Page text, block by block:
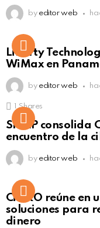
by editor web
Liberty
WiMax en
by editor web
Shares
SISAP consolida
encuentro de la
by editor web
CiNKO reúne en
soluciones para
dinero